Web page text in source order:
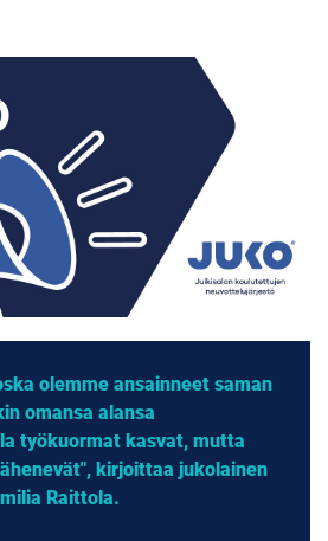
olemme ansainneet saman
omansa alansa
työkuormat kasvat, mutta
kirjoittaa jukolainen
Raittola.